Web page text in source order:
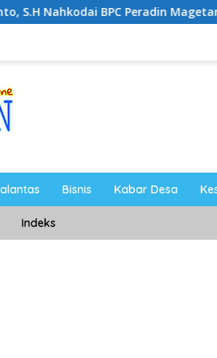
Peradin Magetan Periode
Bisnis Kabar Desa
Indeks